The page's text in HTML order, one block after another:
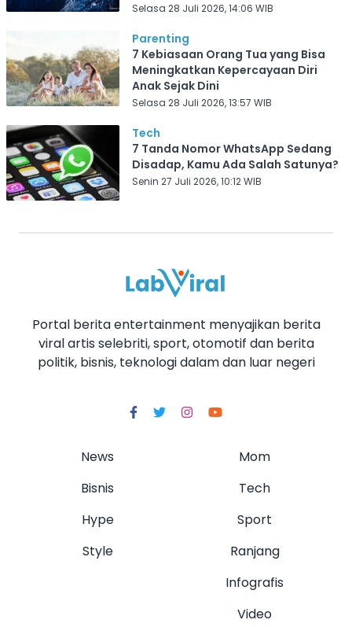
Selasa 28 Juli 2026, 14:06 WIB
Parenting
7 Kebiasaan Orang Tua yang Bisa
Meningkatkan Kepercayaan Diri
Anak Sejak Dini
Selasa 28 Juli 2026, 13:57 WIB
Tech
7 Tanda Nomor WhatsApp Sedang
Disadap, Kamu Ada Salah Satunya?
Senin 27 Juli 2026, 10:12 WIB
Portal berita entertainment menyajikan berita
viral artis selebriti, sport, otomotif dan berita
politik, bisnis, teknologi dalam dan luar negeri
News
Bisnis
Hype
Style
Mom
Tech
Sport
Ranjang
Infografis
Video